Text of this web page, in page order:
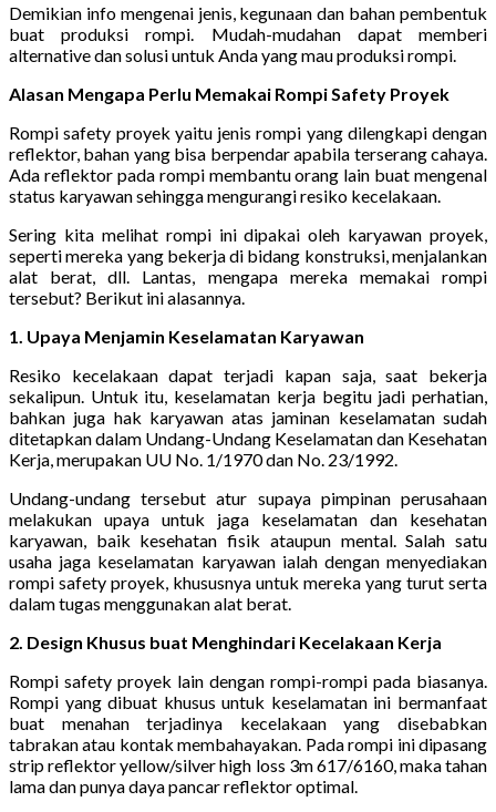
Demikian info mengenai jenis, kegunaan dan bahan pembentuk
buat produksi rompi. Mudah-mudahan dapat memberi
alternative dan solusi untuk Anda yang mau produksi rompi.
Alasan Mengapa Perlu Memakai Rompi Safety Proyek
Rompi safety proyek yaitu jenis rompi yang dilengkapi dengan
reflektor, bahan yang bisa berpendar apabila terserang cahaya.
Ada reflektor pada rompi membantu orang lain buat mengenal
status karyawan sehingga mengurangi resiko kecelakaan.
Sering kita melihat rompi ini dipakai oleh karyawan proyek,
seperti mereka yang bekerja di bidang konstruksi, menjalankan
alat berat, dll. Lantas, mengapa mereka memakai rompi
tersebut? Berikut ini alasannya.
1. Upaya Menjamin Keselamatan Karyawan
Resiko kecelakaan dapat terjadi kapan saja, saat bekerja
sekalipun. Untuk itu, keselamatan kerja begitu jadi perhatian,
bahkan juga hak karyawan atas jaminan keselamatan sudah
ditetapkan dalam Undang-Undang Keselamatan dan Kesehatan
Kerja, merupakan UU No. 1/1970 dan No. 23/1992.
Undang-undang tersebut atur supaya pimpinan perusahaan
melakukan upaya untuk jaga keselamatan dan kesehatan
karyawan, baik kesehatan fisik ataupun mental. Salah satu
usaha jaga keselamatan karyawan ialah dengan menyediakan
rompi safety proyek, khususnya untuk mereka yang turut serta
dalam tugas menggunakan alat berat.
2. Design Khusus buat Menghindari Kecelakaan Kerja
Rompi safety proyek lain dengan rompi-rompi pada biasanya.
Rompi yang dibuat khusus untuk keselamatan ini bermanfaat
buat menahan terjadinya kecelakaan yang disebabkan
tabrakan atau kontak membahayakan. Pada rompi ini dipasang
strip reflektor yellow/silver high loss 3m 617/6160, maka tahan
lama dan punya daya pancar reflektor optimal.